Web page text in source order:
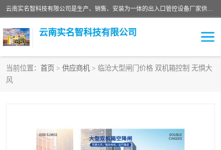
云南实名智科技有限公司是生产、销售、安装为一体的出入口管控设备厂家供应商。主营:电动伸缩门、道闸、广告道闸、重型空降闸、车牌识别、门禁通道、升降柱、岗亭、旗杆等智能设备。主营产品: 电动伸缩门,道闸门禁,车牌识别 生产、销售、安装为一体的出入口管控设备厂家源头供应商。
云南实名智科技有限公司
当前位置： 首页 > 供应商机 > 临沧大型闸门价格 双机箱控制 无惧大
风
升降门系列 通道闸系列